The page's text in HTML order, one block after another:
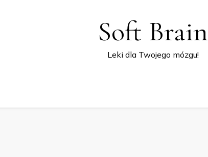
Soft Brain
Leki dla Twojego mózgu!